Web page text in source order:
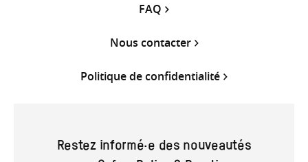
FAQ
Nous contacter
Politique de confidentialité
Restez informé·e des nouveautés